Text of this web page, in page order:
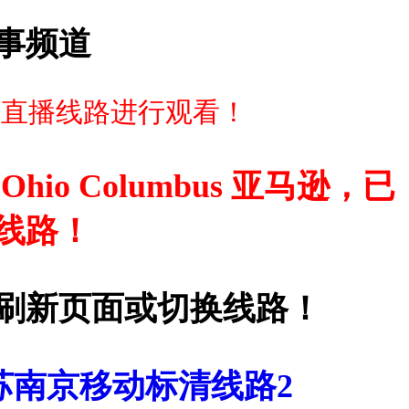
频道
播线路进行观看！
Columbus 亚马逊，已
路！
新页面或切换线路！
南京移动标清线路2